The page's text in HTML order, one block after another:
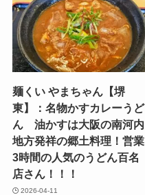
麺くい やまちゃん【堺
東】：名物かすカレーうど
ん 油かすは大阪の南河内
地方発祥の郷土料理！営業
3時間の人気のうどん百名
店さん！！！
2026-04-11